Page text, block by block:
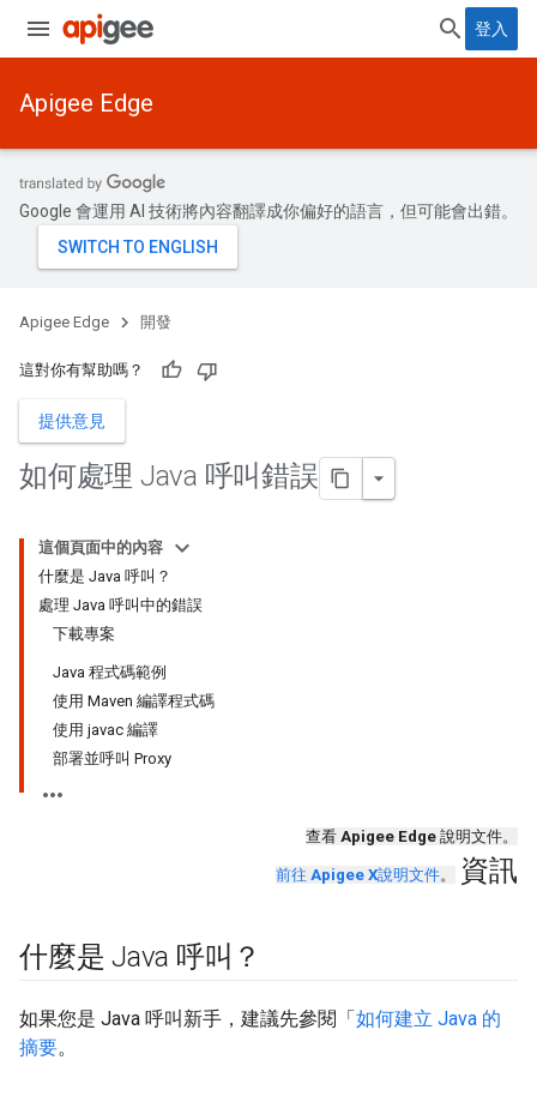
登入
Apigee Edge
Google 會運用 AI 技術將內容翻譯成你偏好的語言，但可能會出錯。
Apigee Edge 開發
這對你有幫助嗎？
提供意見
如何處理 Java 呼叫錯誤
這個頁面中的內容
什麼是 Java 呼叫？
處理 Java 呼叫中的錯誤
下載專案
Java 程式碼範例
使用 Maven 編譯程式碼
使用 javac 編譯
部署並呼叫 Proxy
查看 Apigee Edge 說明文件。
前往 Apigee X說明文件。 資訊
什麼是 Java 呼叫？
如果您是 Java 呼叫新手，建議先參閱「如何建立 Java 的
摘要。